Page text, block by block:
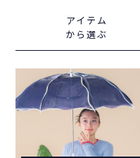
アイテム
から選ぶ